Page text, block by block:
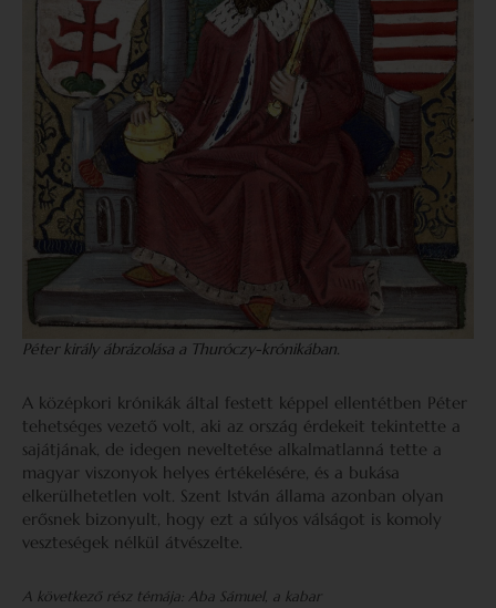
Péter király ábrázolása a Thuróczy-krónikában.
A középkori krónikák által festett képpel ellentétben Péter
tehetséges vezető volt, aki az ország érdekeit tekintette a
sajátjának, de idegen neveltetése alkalmatlanná tette a
magyar viszonyok helyes értékelésére, és a bukása
elkerülhetetlen volt. Szent István állama azonban olyan
erősnek bizonyult, hogy ezt a súlyos válságot is komoly
veszteségek nélkül átvészelte.
A következő rész témája: Aba Sámuel, a kabar